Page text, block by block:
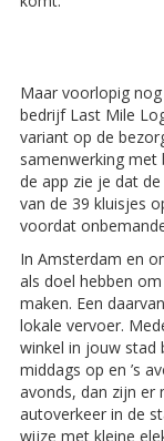
Maar voorlopig
bedrijf Last Mile
variant op de
samenwerking met
de app zie je dat
van de 39 kluisjes
voordat
In Amsterdam en
als doel hebben
maken. Een
lokale vervoer.
winkel in jouw stad
middags op en ’s
avonds, dan zijn er
autoverkeer in de
wijze met kleine